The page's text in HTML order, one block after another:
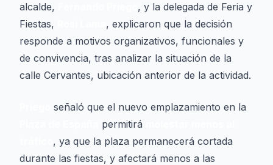
alcalde,
, y la delegada de Feria y
Fiestas,
, explicaron que la decisión
responde a motivos organizativos, funcionales y
de convivencia, tras analizar la situación de la
calle Cervantes, ubicación anterior de la actividad.
señaló que el nuevo emplazamiento en la
permitirá
, ya que la plaza permanecerá cortada
durante las fiestas, y afectará menos a las